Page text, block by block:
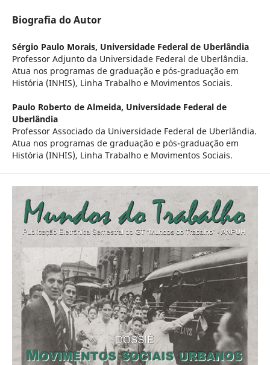
Biografia do Autor
Sérgio Paulo Morais, Universidade Federal de Uberlândia
Professor Adjunto da Universidade Federal de Uberlândia.
Atua nos programas de graduação e pós-graduação em
História (INHIS), Linha Trabalho e Movimentos Sociais.
Paulo Roberto de Almeida, Universidade Federal de
Uberlândia
Professor Associado da Universidade Federal de Uberlândia.
Atua nos programas de graduação e pós-graduação em
História (INHIS), Linha Trabalho e Movimentos Sociais.